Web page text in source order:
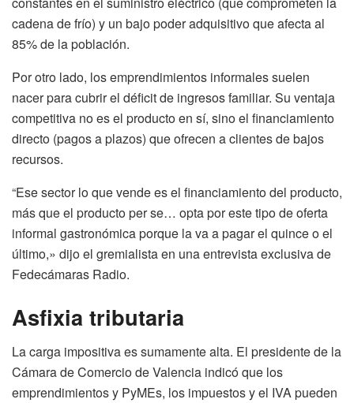
cadena de frío) y un bajo poder adquisitivo que afecta al
85% de la población.
Por otro lado, los emprendimientos informales suelen
nacer para cubrir el déficit de ingresos familiar. Su ventaja
competitiva no es el producto en sí, sino el financiamiento
directo (pagos a plazos) que ofrecen a clientes de bajos
recursos.
“Ese sector lo que vende es el financiamiento del producto,
más que el producto per se… opta por este tipo de oferta
informal gastronómica porque la va a pagar el quince o el
último,» dijo el gremialista en una entrevista exclusiva de
Fedecámaras Radio.
Asfixia tributaria
La carga impositiva es sumamente alta. El presidente de la
Cámara de Comercio de Valencia indicó que los
emprendimientos y PyMEs, los impuestos y el IVA pueden